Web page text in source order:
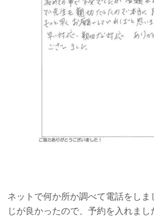
ネットで何か所か調べて電話をしま
じが良かったので、予約を入れまし